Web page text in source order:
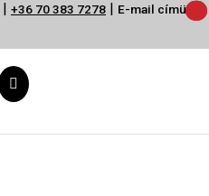
| +36 70 383 7278 | E-mail címünk: